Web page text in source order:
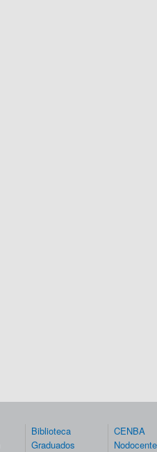
Biblioteca
Graduados
CENBA